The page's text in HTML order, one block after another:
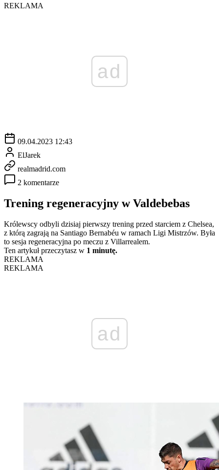
REKLAMA
ad
09.04.2023 12:43
ElJarek
realmadrid.com
2 komentarze
Trening regeneracyjny w Valdebebas
Królewscy odbyli dzisiaj pierwszy trening przed starciem z Chelsea,
z którą zagrają na Santiago Bernabéu w ramach Ligi Mistrzów. Była
to sesja regeneracyjna po meczu z Villarrealem.
Ten artykuł przeczytasz w 1 minutę.
REKLAMA
REKLAMA
ad